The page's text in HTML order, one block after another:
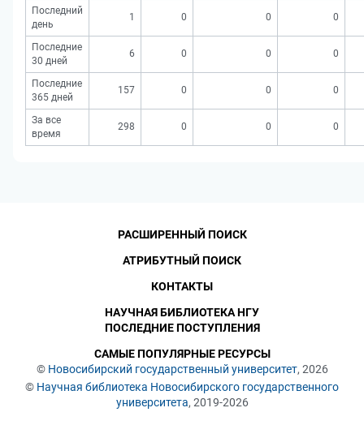
Последний
день
1 0 0 0
Последние
30 дней
6 0 0 0
Последние
365 дней
157 0 0 0
За все
время
298 0 0 0
© Новосибирский государственный университет, 2026
© Научная библиотека Новосибирского государственного
университета, 2019-2026
РАСШИРЕННЫЙ ПОИСК
АТРИБУТНЫЙ ПОИСК
КОНТАКТЫ
НАУЧНАЯ БИБЛИОТЕКА НГУ
ПОСЛЕДНИЕ ПОСТУПЛЕНИЯ
САМЫЕ ПОПУЛЯРНЫЕ РЕСУРСЫ